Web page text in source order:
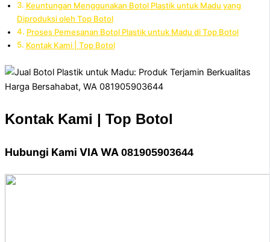
Keuntungan Menggunakan Botol Plastik untuk Madu yang
Diproduksi oleh Top Botol
Proses Pemesanan Botol Plastik untuk Madu di Top Botol
Kontak Kami | Top Botol
Kontak Kami | Top Botol
Hubungi Kami VIA WA 081905903644